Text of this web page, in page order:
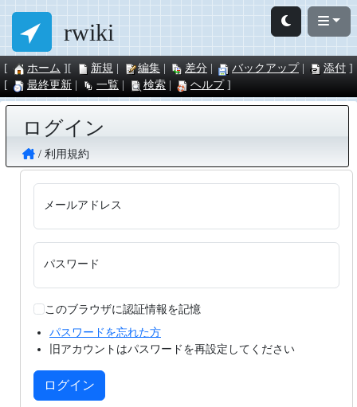
rwiki
ホーム 新規 編集 差分 バックアップ
添付
最終更新
一覧 検索 ヘルプ
ログイン
利用規約
メールアドレス
パスワード
このブラウザに認証情報を記憶
パスワードを忘れた方
旧アカウントはパスワードを再設定してください
ログイン